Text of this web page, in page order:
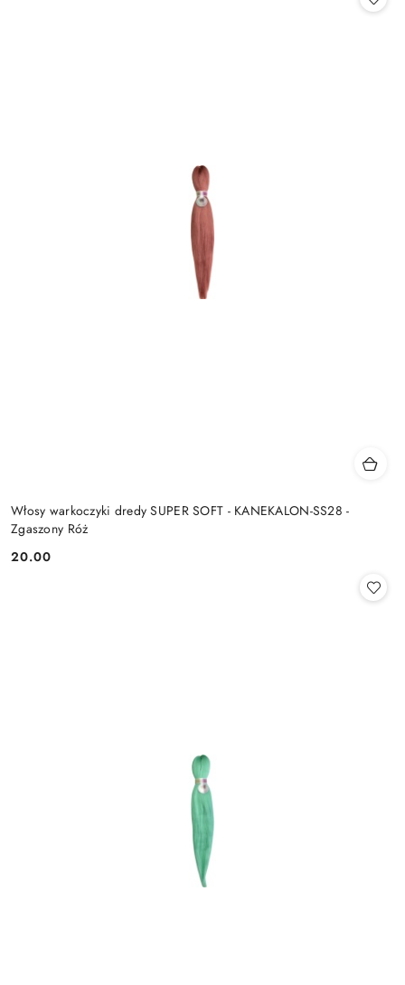
Włosy warkoczyki dredy SUPER SOFT - KANEKALON-SS28 -
Zgaszony Róż
Cena:
20.00